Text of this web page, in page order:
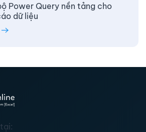
Power Query nền tảng cho
dữ liệu